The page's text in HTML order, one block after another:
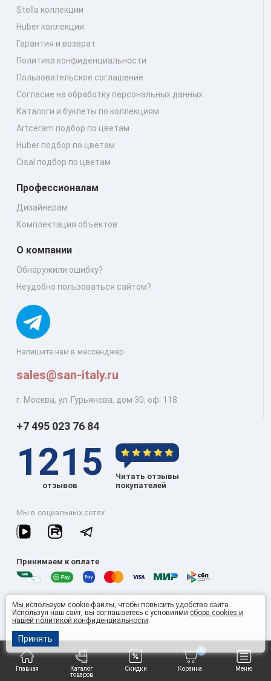
Главная
Каталог
товаров
Скидки Корзина
0
Меню
Напишите нам в мессенджер
sales@san-italy.ru
г. Москва, ул. Гурьянова, дом 30, оф. 118
Stella коллекции
Huber коллекции
Гарантия и возврат
Политика конфиденциальности
Пользовательское соглашение
Согласие на обработку персональных данных
Каталоги и буклеты по коллекциям
Artceram подбор по цветам
Huber подбор по цветам
Cisal подбор по цветам
Профессионалам
Дизайнерам
Комплектация объектов
О компании
Обнаружили ошибку?
Неудобно пользоваться сайтом?
+7 495 023 76 84
1215
отзывов
Читать отзывы
покупателей
Мы в социальных сетях
Принимаем к оплате
© 2026 Omnisan Group
Мы используем cookie-файлы, чтобы повысить удобство сайта.
Используя наш сайт, вы соглашаетесь с условиями сбора cookies и
нашей политикой конфиденциальности.
Принять